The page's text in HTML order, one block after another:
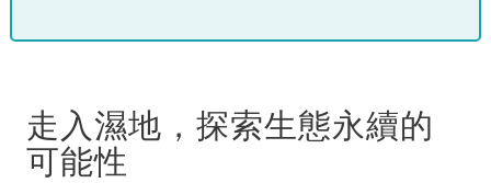
走入濕地，探索生態永續的
可能性